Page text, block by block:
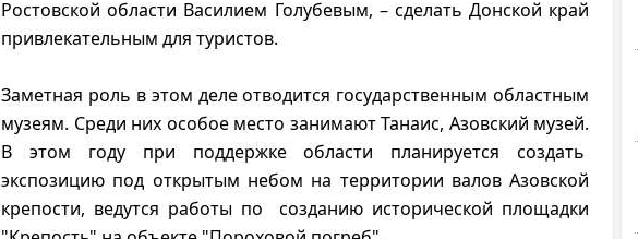
Ростовской области Василием Голубевым, – сделать Донской край
привлекательным для туристов.
Заметная роль в этом деле отводится государственным областным
музеям. Среди них особое место занимают Танаис, Азовский музей.
В этом году при поддержке области планируется создать
экспозицию под открытым небом на территории валов Азовской
крепости, ведутся работы по созданию исторической площадки